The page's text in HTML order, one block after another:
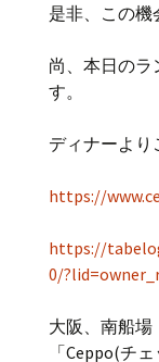
是非、この機
尚、本日のラ
す。
ディナーより
https://
https://
0/
大阪、南船場
「Ceppo(チェ